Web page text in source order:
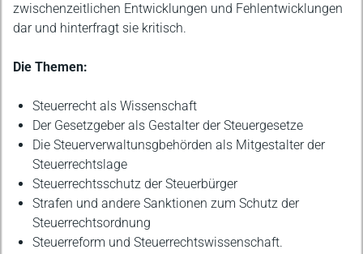
zwischenzeitlichen Entwicklungen und Fehlentwicklungen
dar und hinterfragt sie kritisch.
Die Themen:
Steuerrecht als Wissenschaft
Der Gesetzgeber als Gestalter der Steuergesetze
Die Steuerverwaltunsgbehörden als Mitgestalter der
Steuerrechtslage
Steuerrechtsschutz der Steuerbürger
Strafen und andere Sanktionen zum Schutz der
Steuerrechtsordnung
Steuerreform und Steuerrechtswissenschaft.